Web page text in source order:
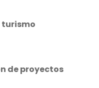
turismo
de proyectos